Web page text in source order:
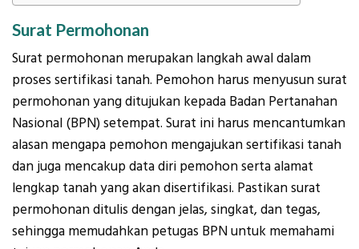
Surat Permohonan
Surat permohonan merupakan langkah awal dalam
proses sertifikasi tanah. Pemohon harus menyusun surat
permohonan yang ditujukan kepada Badan Pertanahan
Nasional (BPN) setempat. Surat ini harus mencantumkan
alasan mengapa pemohon mengajukan sertifikasi tanah
dan juga mencakup data diri pemohon serta alamat
lengkap tanah yang akan disertifikasi. Pastikan surat
permohonan ditulis dengan jelas, singkat, dan tegas,
sehingga memudahkan petugas BPN untuk memahami